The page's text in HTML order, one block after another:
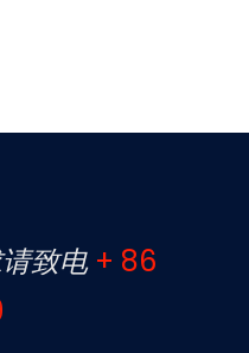
致电 + 86